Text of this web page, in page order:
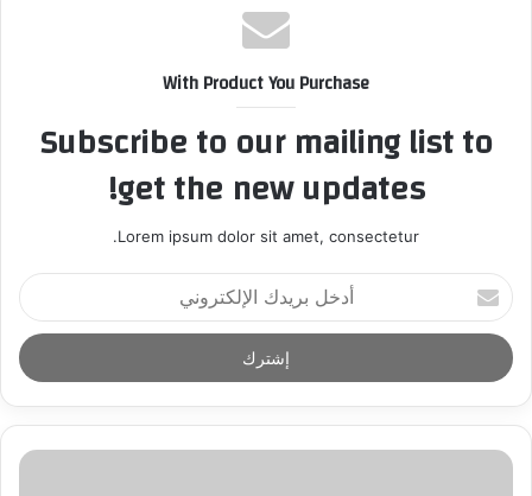
With Product You Purchase
Subscribe to our mailing list to
get the new updates!
Lorem ipsum dolor sit amet, consectetur.
أ
د
خ
ل
ر
د